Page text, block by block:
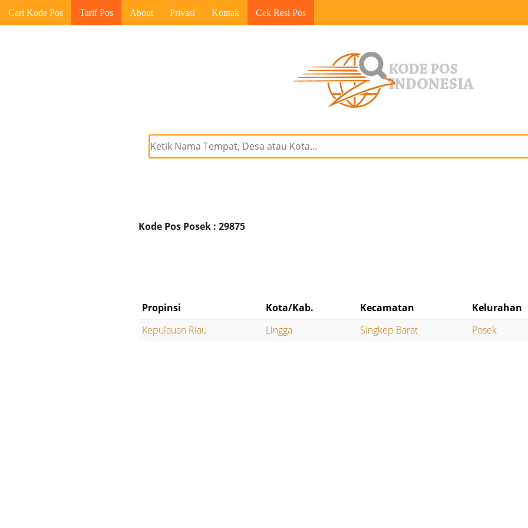
Cari Kode Pos Tarif Pos About Privasi Kontak Cek Resi Pos
Kode Pos Posek : 29875
Propinsi Kota/Kab. Kecamatan
Kelurahan
Kepulauan Riau
Lingga Singkep Barat Posek